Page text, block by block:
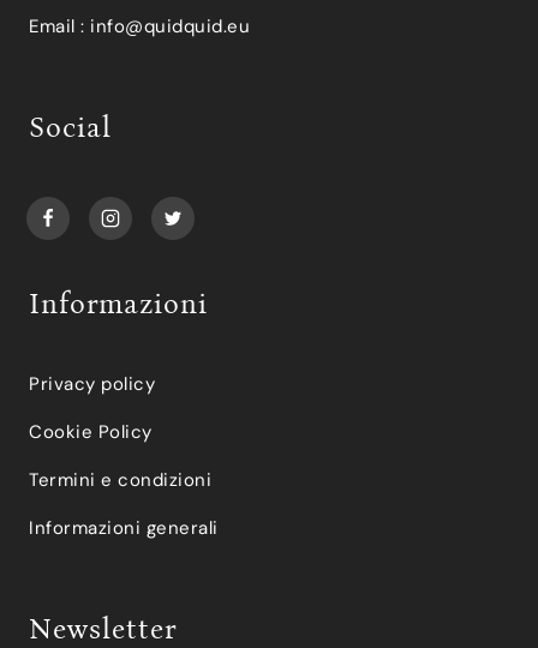
Email : info@quidquid.eu
Social
Informazioni
Privacy policy
Cookie Policy
Termini e condizioni
Informazioni generali
Newsletter